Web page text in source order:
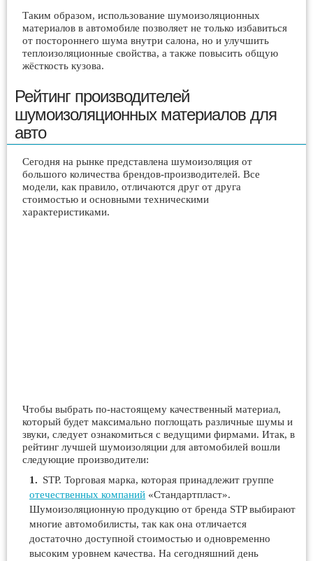
Таким образом, использование шумоизоляционных
материалов в автомобиле позволяет не только избавиться
от постороннего шума внутри салона, но и улучшить
теплоизоляционные свойства, а также повысить общую
жёсткость кузова.
Рейтинг производителей
шумоизоляционных материалов для
авто
Сегодня на рынке представлена шумоизоляция от
большого количества брендов-производителей. Все
модели, как правило, отличаются друг от друга
стоимостью и основными техническими
характеристиками.
Чтобы выбрать по-настоящему качественный материал,
который будет максимально поглощать различные шумы и
звуки, следует ознакомиться с ведущими фирмами. Итак, в
рейтинг лучшей шумоизоляции для автомобилей вошли
следующие производители:
STP. Торговая марка, которая принадлежит группе
отечественных компаний «Стандартпласт».
Шумоизоляционную продукцию от бренда STP выбирают
многие автомобилисты, так как она отличается
достаточно доступной стоимостью и одновременно
высоким уровнем качества. На сегодняшний день